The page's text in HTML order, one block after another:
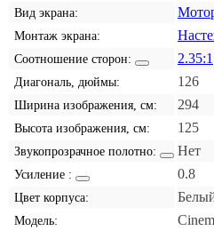
Вид экрана:
Монтаж экрана:
Соотношение сторон: 2.35:1
Диагональ, дюймы: 126
Ширина изображения, см: 294
Высота изображения, см: 125
Звукопрозрачное полотно: Нет
Усиление : 0.8
Цвет корпуса:
Модель: